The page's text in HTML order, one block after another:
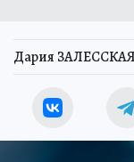
Дария ЗАЛЕССКАЯ